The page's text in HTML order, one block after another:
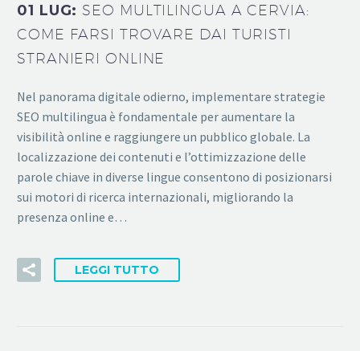
01 LUG: SEO MULTILINGUA A CERVIA:
COME FARSI TROVARE DAI TURISTI
STRANIERI ONLINE
Nel panorama digitale odierno, implementare strategie
SEO multilingua è fondamentale per aumentare la
visibilità online e raggiungere un pubblico globale. La
localizzazione dei contenuti e l’ottimizzazione delle
parole chiave in diverse lingue consentono di posizionarsi
sui motori di ricerca internazionali, migliorando la
presenza online e…
LEGGI TUTTO